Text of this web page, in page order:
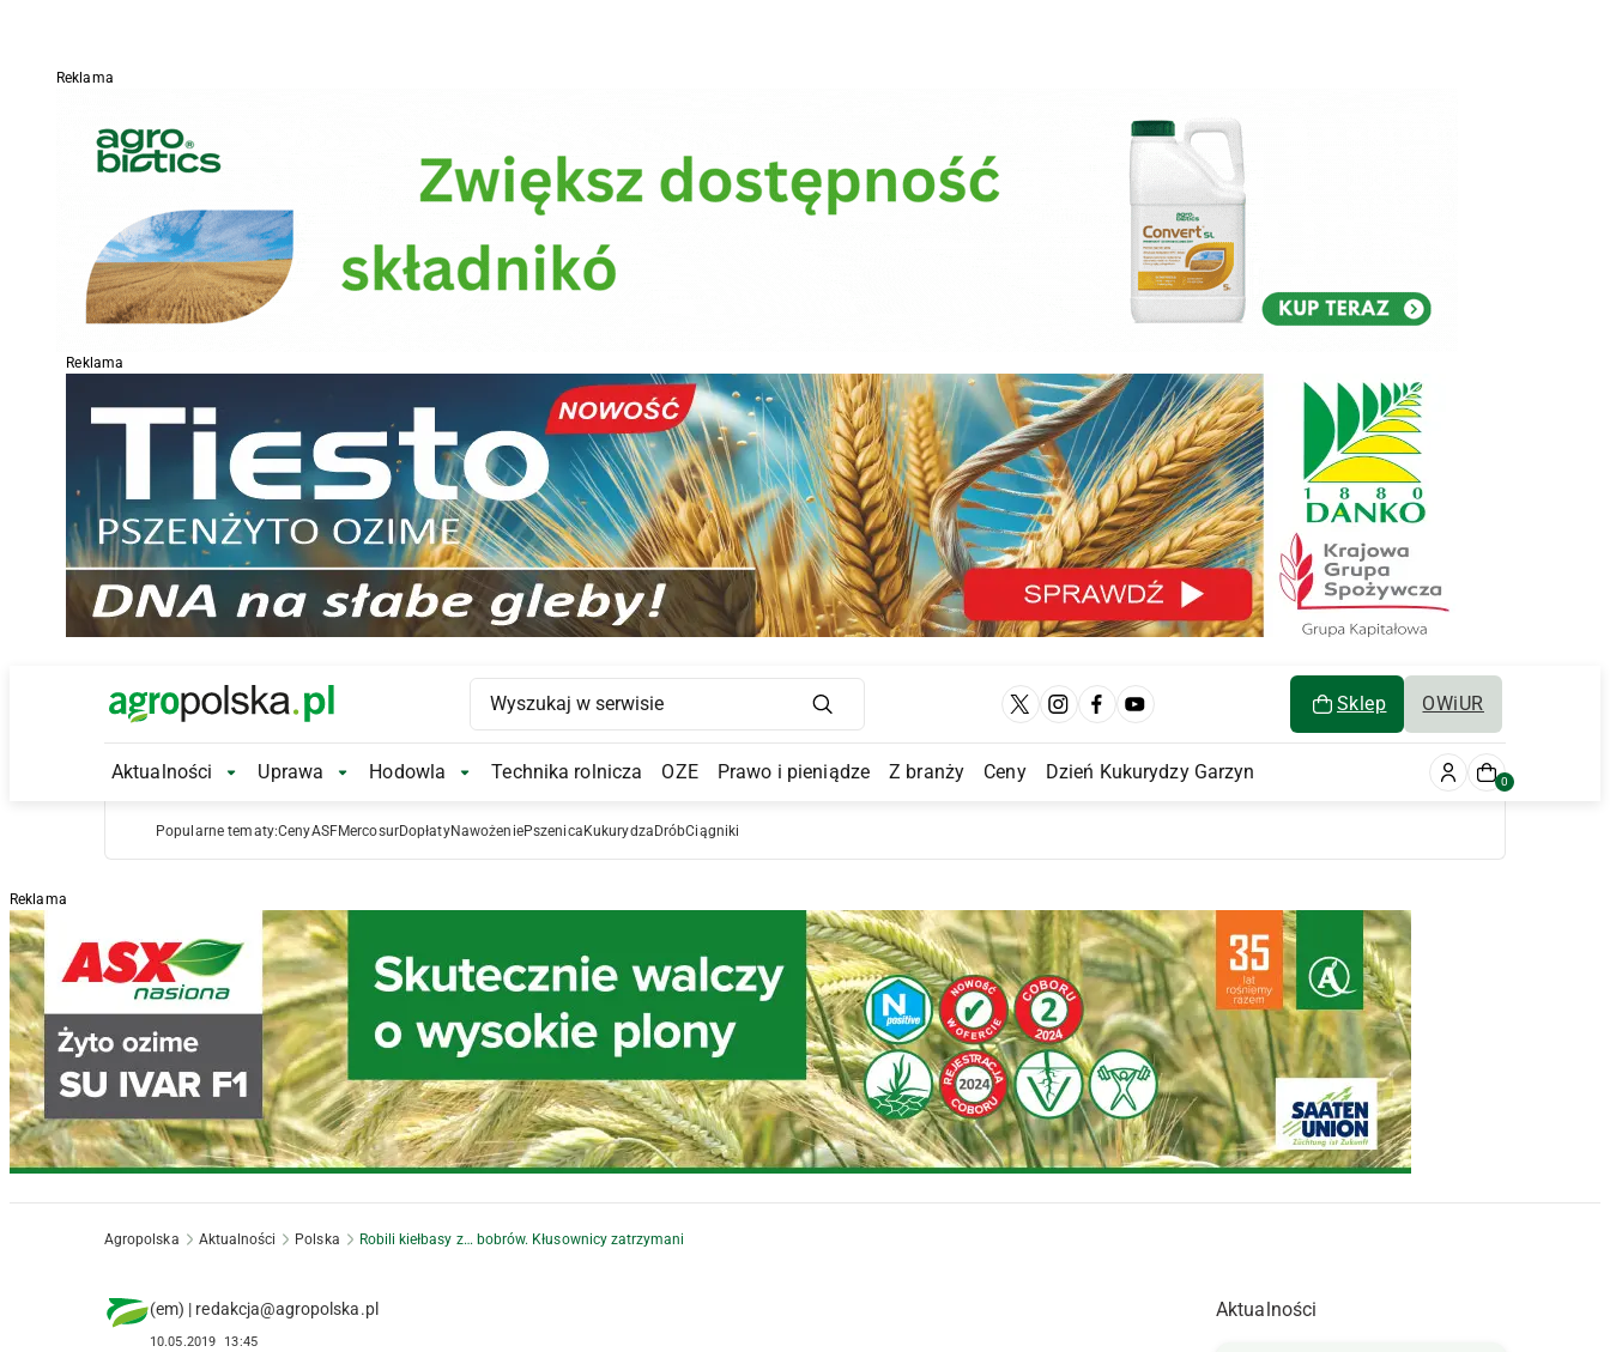
Reklama
Reklama
Main Logo Sklep OWiUR
Main Navigation
Aktualności Aktualności Submenu
Uprawa Uprawa Submenu
Hodowla Hodowla Submenu
Technika rolnicza OZE Prawo i pieniądze Z branży Ceny Dzień Kukurydzy Garzyn 0
Popularne tematy:CenyASFMercosurDopłatyNawożeniePszenica Kukurydza DróbCiągniki
Reklama
Agropolska Aktualności Polska Robili kiełbasy z… bobrów. Kłusownicy zatrzymani
(em) | redakcja@agropolska.pl
10.05.2019 13:45
Aktualności